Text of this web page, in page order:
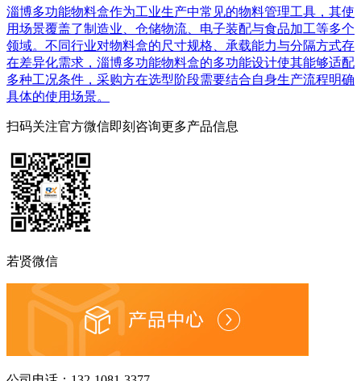
淄博多功能物料盒作为工业生产中常见的物料管理工具，其使
用场景覆盖了制造业、仓储物流、电子装配与食品加工等多个
领域。不同行业对物料盒的尺寸规格、承载能力与分隔方式存
在差异化需求，淄博多功能物料盒的多功能设计使其能够适配
多种工况条件，采购方在选型阶段需要结合自身生产流程明确
具体的使用场景。
扫码关注官方微信即刻咨询更多产品信息
若贤微信